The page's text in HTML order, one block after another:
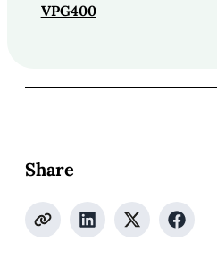
VPG400
Share